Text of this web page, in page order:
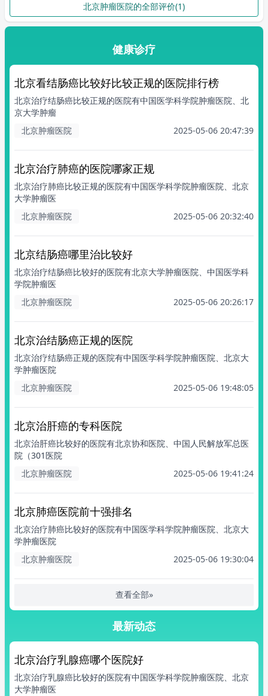
北京肿瘤医院的全部评价(1)
健康诊疗
北京看结肠癌比较好比较正规的医院排行榜
北京治疗结肠癌比较正规的医院有中国医学科学院肿瘤医院、北
京大学肿瘤
北京肿瘤医院
2025-05-06 20:47:39
北京治疗肺癌的医院哪家正规
北京治疗肺癌比较正规的医院有中国医学科学院肿瘤医院、北京
大学肿瘤医
北京肿瘤医院
2025-05-06 20:32:40
北京结肠癌哪里治比较好
北京治疗结肠癌比较好的医院有北京大学肿瘤医院、中国医学科
学院肿瘤医
北京肿瘤医院
2025-05-06 20:26:17
北京治结肠癌正规的医院
北京治疗结肠癌正规的医院有中国医学科学院肿瘤医院、北京大
学肿瘤医院
北京肿瘤医院
2025-05-06 19:48:05
北京治肝癌的专科医院
北京治肝癌比较好的医院有北京协和医院、中国人民解放军总医
院（301医院
北京肿瘤医院
2025-05-06 19:41:24
北京肺癌医院前十强排名
北京治疗肺癌比较好的医院有中国医学科学院肿瘤医院、北京大
学肿瘤医院
北京肿瘤医院
2025-05-06 19:30:04
查看全部»
最新动态
北京治疗乳腺癌哪个医院好
北京治疗乳腺癌比较好的医院有中国医学科学院肿瘤医院、北京
大学肿瘤医